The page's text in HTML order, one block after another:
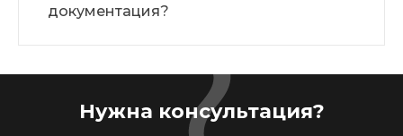
документация?
Нужна консультация?